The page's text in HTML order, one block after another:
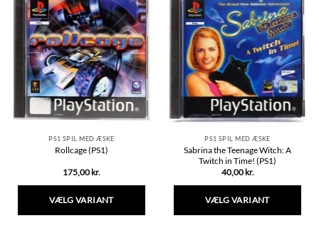
flere
varianter.
Mulighederne
kan
vælges
på
varesiden
PS1 SPIL MED ÆSKE
Rollcage (PS1)
175,00 kr.
VÆLG VARIANT
PS1 SPIL MED ÆSKE
Sabrina the Teenage Witch: A
Twitch in Time! (PS1)
40,00 kr.
VÆLG VARIANT